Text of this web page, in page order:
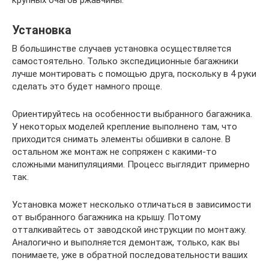
Установка
В большинстве случаев установка осуществляется
самостоятельно. Только экспедиционные багажники
лучше монтировать с помощью друга, поскольку в 4 руки
сделать это будет намного проще.
Ориентируйтесь на особенности выбранного багажника.
У некоторых моделей крепление выполнено там, что
приходится снимать элементы обшивки в салоне. В
остальном же монтаж не сопряжен с какими-то
сложными манипуляциями. Процесс выглядит примерно
так.
Установка может несколько отличаться в зависимости
от выбранного багажника на крышу. Потому
отталкивайтесь от заводской инструкции по монтажу.
Аналогично и выполняется демонтаж, только, как вы
понимаете, уже в обратной последовательности ваших